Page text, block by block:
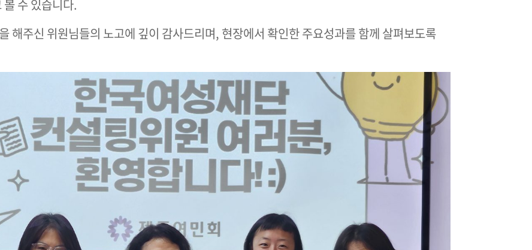
수 있습니다.
해주신 위원님들의 노고에 깊이 감사드리며, 현장에서 확인한 주요성과를 함께 살펴보도록